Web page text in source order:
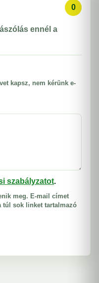
0
ennél a
kapsz, nem kérünk e-
szabályzatot.
meg. E-mail címet
túl sok linket tartalmazó